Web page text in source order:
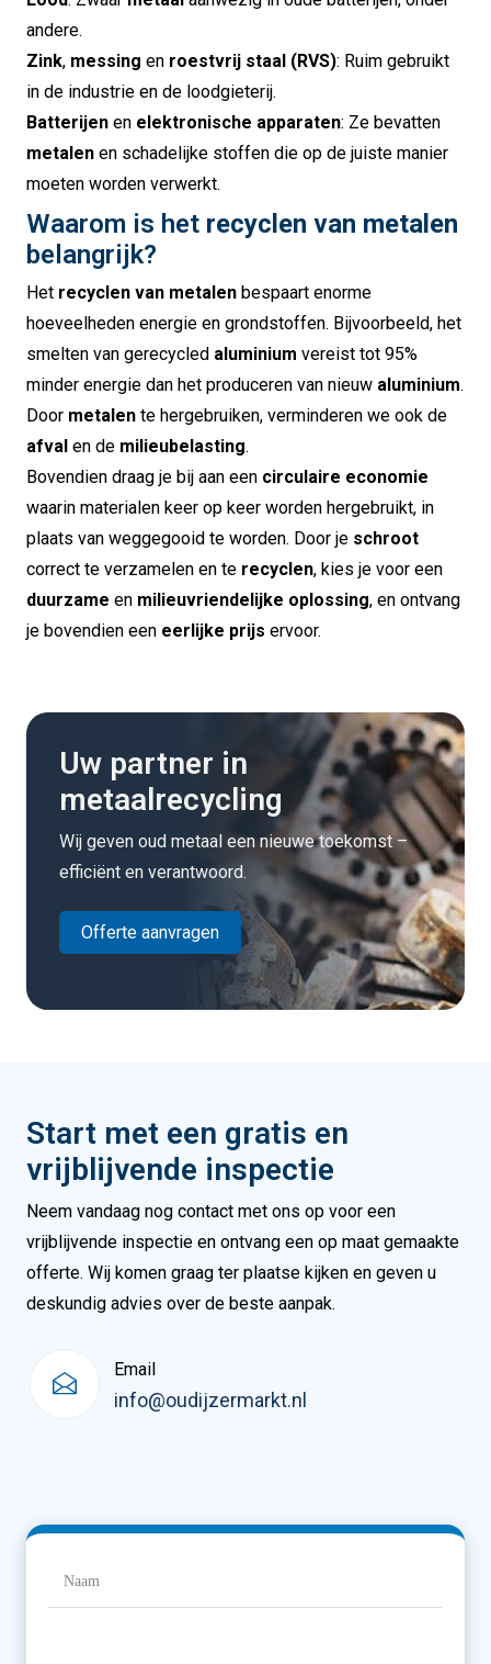
andere.
Zink, messing en roestvrij staal (RVS): Ruim gebruikt
in de industrie en de loodgieterij.
Batterijen en elektronische apparaten: Ze bevatten
metalen en schadelijke stoffen die op de juiste manier
moeten worden verwerkt.
Waarom is het recyclen van metalen
belangrijk?
Het recyclen van metalen bespaart enorme
hoeveelheden energie en grondstoffen. Bijvoorbeeld, het
smelten van gerecycled aluminium vereist tot 95%
minder energie dan het produceren van nieuw aluminium.
Door metalen te hergebruiken, verminderen we ook de
afval en de milieubelasting.
Bovendien draag je bij aan een circulaire economie
waarin materialen keer op keer worden hergebruikt, in
plaats van weggegooid te worden. Door je schroot
correct te verzamelen en te recyclen, kies je voor een
duurzame en milieuvriendelijke oplossing, en ontvang
je bovendien een eerlijke prijs ervoor.
Uw partner in
metaalrecycling
Wij geven oud metaal een nieuwe toekomst –
efficiënt en verantwoord.
Offerte aanvragen
Start met een gratis en
vrijblijvende inspectie
Neem vandaag nog contact met ons op voor een
vrijblijvende inspectie en ontvang een op maat gemaakte
offerte. Wij komen graag ter plaatse kijken en geven u
deskundig advies over de beste aanpak.
Email
info@oudijzermarkt.nl